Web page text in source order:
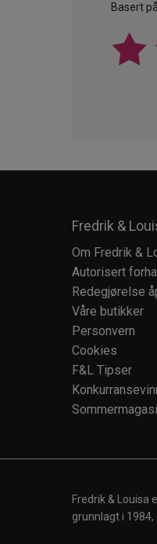
Basert
Fredrik &
Om Fredrik &
Autorisert
Redegjørelse
Våre butikker
Personvern
Cookies
F&L Tipser
Fredrik &
grunnlagt i